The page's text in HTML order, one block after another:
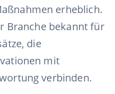
erheblich.
Branche bekannt für
die
mit
verbinden.